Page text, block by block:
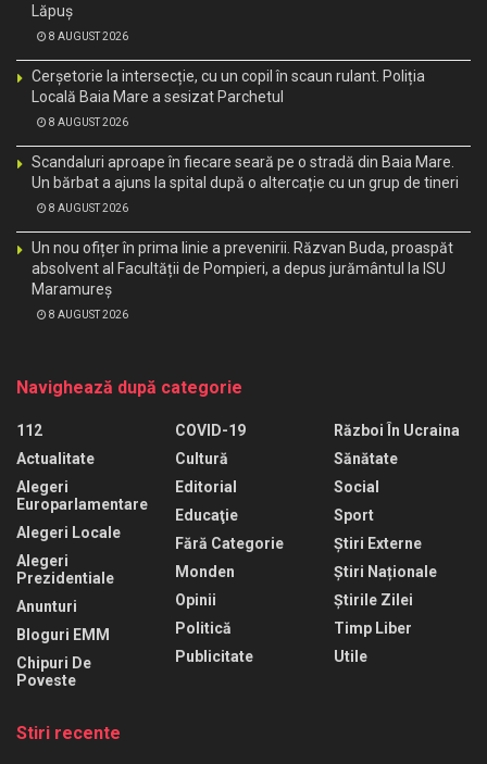
Lăpuș
8 AUGUST 2026
Cerșetorie la intersecție, cu un copil în scaun rulant. Poliția
Locală Baia Mare a sesizat Parchetul
8 AUGUST 2026
Scandaluri aproape în fiecare seară pe o stradă din Baia Mare.
Un bărbat a ajuns la spital după o altercație cu un grup de tineri
8 AUGUST 2026
Un nou ofițer în prima linie a prevenirii. Răzvan Buda, proaspăt
absolvent al Facultății de Pompieri, a depus jurământul la ISU
Maramureș
8 AUGUST 2026
Navighează după categorie
112
Actualitate
Alegeri
Europarlamentare
Alegeri Locale
Alegeri
Prezidentiale
Anunturi
Bloguri EMM
Chipuri De
Poveste
COVID-19
Cultură
Editorial
Educaţie
Fără Categorie
Monden
Opinii
Politică
Publicitate
Război În Ucraina
Sănătate
Social
Sport
Știri Externe
Știri Naționale
Știrile Zilei
Timp Liber
Utile
Stiri recente